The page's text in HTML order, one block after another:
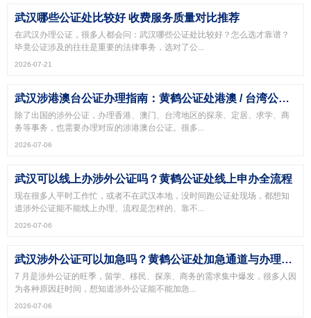
们
首
页
武汉哪些公证处比较好 收费服务质量对比推荐
在武汉办理公证，很多人都会问：武汉哪些公证处比较好？怎么选才靠谱？
毕竟公证涉及的往往是重要的法律事务，选对了公...
2026-07-21
武汉涉港澳台公证办理指南：黄鹤公证处港澳 / 台湾公证全攻略
除了出国的涉外公证，办理香港、澳门、台湾地区的探亲、定居、求学、商
务等事务，也需要办理对应的涉港澳台公证。很多...
2026-07-06
武汉可以线上办涉外公证吗？黄鹤公证处线上申办全流程
现在很多人平时工作忙，或者不在武汉本地，没时间跑公证处现场，都想知
道涉外公证能不能线上办理、流程是怎样的、靠不...
2026-07-06
武汉涉外公证可以加急吗？黄鹤公证处加急通道与办理时效
7 月是涉外公证的旺季，留学、移民、探亲、商务的需求集中爆发，很多人因
为各种原因赶时间，想知道涉外公证能不能加急...
2026-07-06